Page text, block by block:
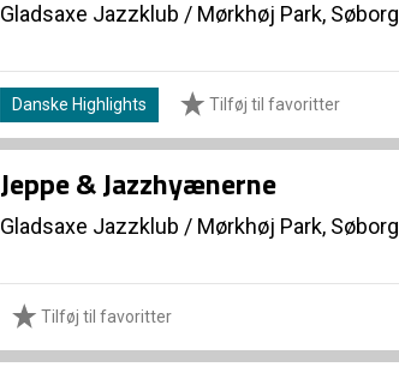
Gladsaxe Jazzklub / Mørkhøj Park, Søborg
Danske Highlights Tilføj til favoritter
Jeppe & Jazzhyænerne
Gladsaxe Jazzklub / Mørkhøj Park, Søborg
Tilføj til favoritter